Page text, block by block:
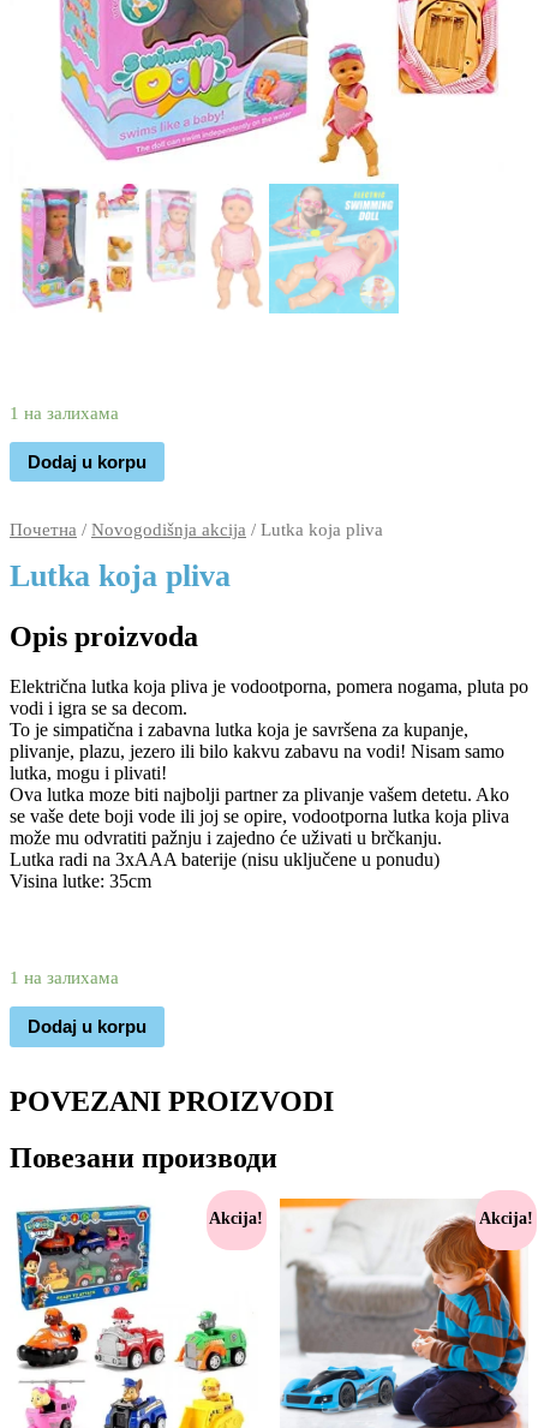
1 на залихама
Dodaj u korpu
Почетна / Novogodišnja akcija / Lutka koja pliva
Lutka koja pliva
Opis proizvoda
Električna lutka koja pliva je vodootporna, pomera nogama, pluta po
vodi i igra se sa decom.
To je simpatična i zabavna lutka koja je savršena za kupanje,
plivanje, plazu, jezero ili bilo kakvu zabavu na vodi! Nisam samo
lutka, mogu i plivati!
Ova lutka moze biti najbolji partner za plivanje vašem detetu. Ako
se vaše dete boji vode ili joj se opire, vodootporna lutka koja pliva
može mu odvratiti pažnju i zajedno će uživati u brčkanju.
Lutka radi na 3xAAA baterije (nisu uključene u ponudu)
Visina lutke: 35cm
1 на залихама
Dodaj u korpu
POVEZANI PROIZVODI
Повезани производи
Akcija! Akcija!